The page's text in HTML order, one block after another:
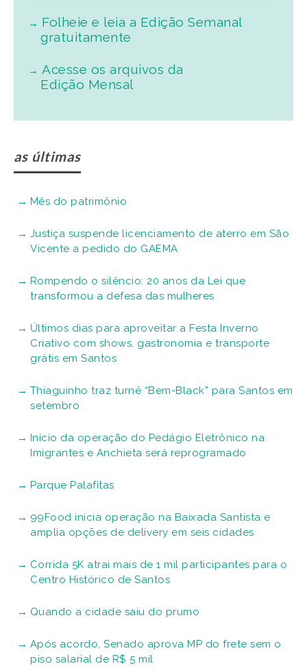
Folheie e leia a Edição Semanal
gratuitamente
Acesse os arquivos da
Edição Mensal
as últimas
Mês do patrimônio
Justiça suspende licenciamento de aterro em São
Vicente a pedido do GAEMA
Rompendo o silêncio: 20 anos da Lei que
transformou a defesa das mulheres
Últimos dias para aproveitar a Festa Inverno
Criativo com shows, gastronomia e transporte
grátis em Santos
Thiaguinho traz turnê “Bem-Black” para Santos em
setembro
Início da operação do Pedágio Eletrônico na
Imigrantes e Anchieta será reprogramado
Parque Palafitas
99Food inicia operação na Baixada Santista e
amplia opções de delivery em seis cidades
Corrida 5K atrai mais de 1 mil participantes para o
Centro Histórico de Santos
Quando a cidade saiu do prumo
Após acordo, Senado aprova MP do frete sem o
piso salarial de R$ 5 mil